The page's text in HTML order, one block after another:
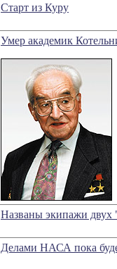
Старт из Куру
Умер академик
Названы экипажи двух
Делами НАСА пока